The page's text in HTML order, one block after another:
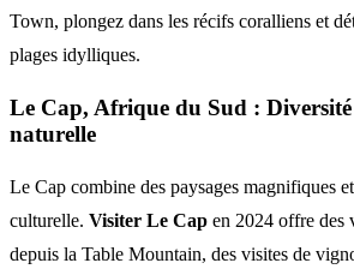
Town, plongez dans les récifs coralliens et
plages idylliques.
Le Cap, Afrique du Sud : Diversité
naturelle
Le Cap combine des paysages magnifiques
culturelle. Visiter Le Cap en 2024 offre des
depuis la Table Mountain, des visites de